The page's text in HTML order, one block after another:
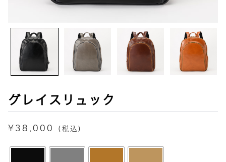
グレイスリュック
¥ 38,000 (税込)